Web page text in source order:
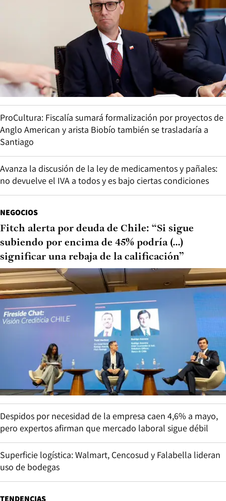
ProCultura: Fiscalía sumará formalización por proyectos de
Anglo American y arista Biobío también se trasladaría a
Santiago
Avanza la discusión de la ley de medicamentos y pañales:
no devuelve el IVA a todos y es bajo ciertas condiciones
NEGOCIOS
Fitch alerta por deuda de Chile: “Si sigue
subiendo por encima de 45% podría (...)
significar una rebaja de la calificación”
Despidos por necesidad de la empresa caen 4,6% a mayo,
pero expertos afirman que mercado laboral sigue débil
Superficie logística: Walmart, Cencosud y Falabella lideran
uso de bodegas
TENDENCIAS